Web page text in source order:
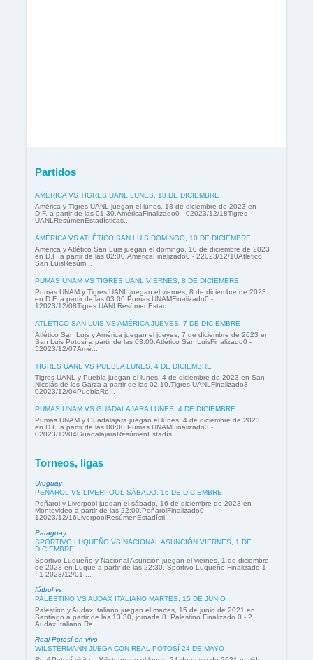
Partidos
AMÉRICA VS TIGRES UANL LUNES, 18 DE DICIEMBRE
América y Tigres UANL juegan el lunes, 18 de diciembre de 2023 en
D.F. a partir de las 01:30.AméricaFinalizado0 - 02023/12/18Tigres
UANLResúmenEstadísticas...
AMÉRICA VS ATLÉTICO SAN LUIS DOMINGO, 10 DE DICIEMBRE
América y Atlético San Luis juegan el domingo, 10 de diciembre de 2023
en D.F. a partir de las 02:00.AméricaFinalizado0 - 22023/12/10Atlético
San LuisResúm...
PUMAS UNAM VS TIGRES UANL VIERNES, 8 DE DICIEMBRE
Pumas UNAM y Tigres UANL juegan el viernes, 8 de diciembre de 2023
en D.F. a partir de las 03:00.Pumas UNAMFinalizado0 -
12023/12/08Tigres UANLResúmenEstad...
ATLÉTICO SAN LUIS VS AMÉRICA JUEVES, 7 DE DICIEMBRE
Atlético San Luis y América juegan el jueves, 7 de diciembre de 2023 en
San Luis Potosí a partir de las 03:00.Atlético San LuisFinalizado0 -
52023/12/07Amé...
TIGRES UANL VS PUEBLA LUNES, 4 DE DICIEMBRE
Tigres UANL y Puebla juegan el lunes, 4 de diciembre de 2023 en San
Nicolás de los Garza a partir de las 02:10.Tigres UANLFinalizado3 -
02023/12/04PueblaRe...
PUMAS UNAM VS GUADALAJARA LUNES, 4 DE DICIEMBRE
Pumas UNAM y Guadalajara juegan el lunes, 4 de diciembre de 2023
en D.F. a partir de las 00:00.Pumas UNAMFinalizado3 -
02023/12/04GuadalajaraResúmenEstadís...
Torneos, ligas
Uruguay
PEÑAROL VS LIVERPOOL SÁBADO, 16 DE DICIEMBRE
Peñarol y Liverpool juegan el sábado, 16 de diciembre de 2023 en
Montevideo a partir de las 22:00.PeñarolFinalizado0 -
12023/12/16LiverpoolResúmenEstadísti...
Paraguay
SPORTIVO LUQUEÑO VS NACIONAL ASUNCIÓN VIERNES, 1 DE
DICIEMBRE
Sportivo Luqueño y Nacional Asunción juegan el viernes, 1 de diciembre
de 2023 en Luque a partir de las 22:30. Sportivo Luqueño Finalizado 1
- 1 2023/12/01 ...
fútbol vs
PALESTINO VS AUDAX ITALIANO MARTES, 15 DE JUNIO
Palestino y Audax Italiano juegan el martes, 15 de junio de 2021 en
Santiago a partir de las 13:30, jornada 8. Palestino Finalizado 0 - 2
Audax Italiano Re...
Real Potosí en vivo
WILSTERMANN JUEGA CON REAL POTOSÍ 24 DE MAYO